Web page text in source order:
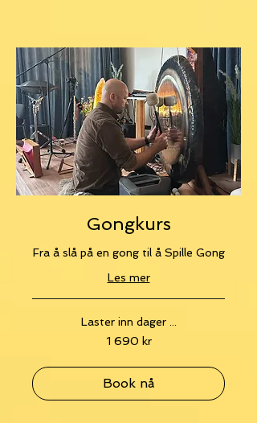
Gongkurs
Fra å slå på en gong til å Spille Gong
Les mer
Laster inn dager ...
1 690 kr
Book nå